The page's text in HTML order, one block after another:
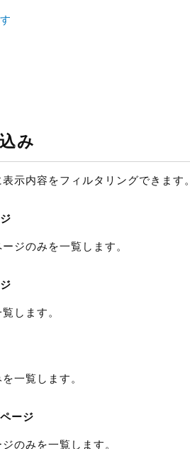
み
示内容をフィルタリングできます
ジのみを一覧します。
します。
一覧します。
ージ
のみを一覧します。